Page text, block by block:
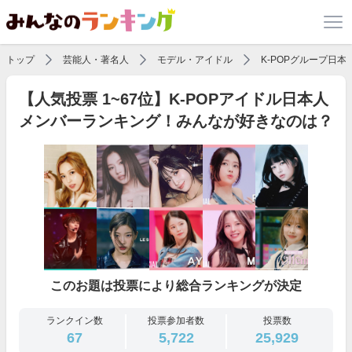
トップ 芸能人・著名人 モデル・アイドル K-POPグループ日本
【人気投票 1~67位】K-POPアイドル日本人
メンバーランキング！みんなが好きなのは？
このお題は投票により総合ランキングが決定
ランクイン数
67
投票参加者数
5,722
投票数
25,929